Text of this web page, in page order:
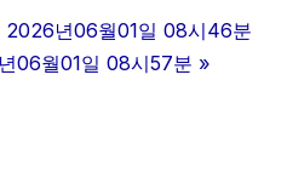
2026년06월01일 08시46분
06월01일 08시57분 »